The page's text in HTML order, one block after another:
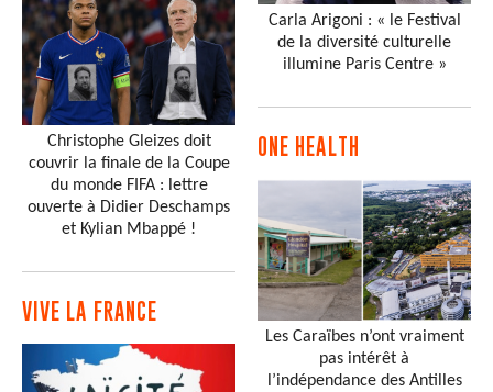
Christophe Gleizes doit
couvrir la finale de la Coupe
du monde FIFA : lettre
ouverte à Didier Deschamps
et Kylian Mbappé !
VIVE LA FRANCE
Carla Arigoni : « le Festival
de la diversité culturelle
illumine Paris Centre »
ONE HEALTH
Les Caraïbes n’ont vraiment
pas intérêt à
l’indépendance des Antilles